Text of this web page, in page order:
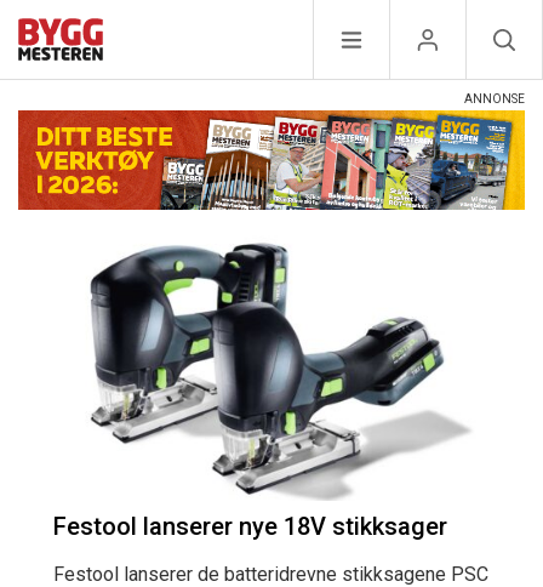
Festool lanserer nye 18V stikksager
Festool lanserer de batteridrevne stikksagene PSC